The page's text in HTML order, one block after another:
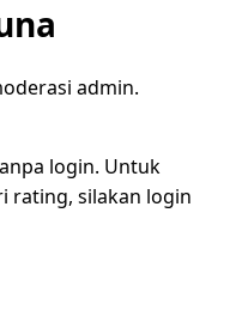
admin.
login. Untuk
rating, silakan login